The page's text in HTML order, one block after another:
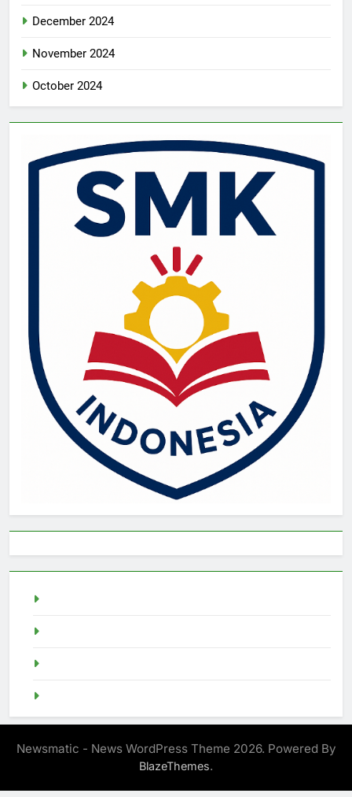
December 2024
November 2024
October 2024
Newsmatic - News WordPress Theme 2026. Powered By
BlazeThemes.